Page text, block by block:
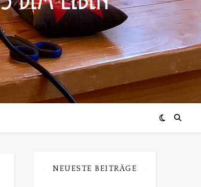
NEUESTE BEITRÄGE